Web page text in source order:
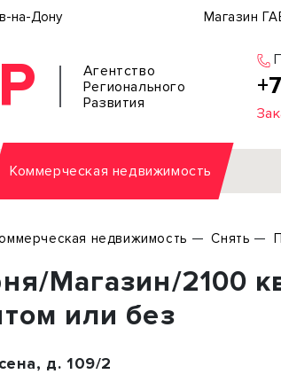
на-Дону Магазин
Агентство
Регионального
Развития
Коммерческая недвижимость
помещение
Земельный
Отдельное
недвижимость Снять
Магазин/2100
или без
д. 109/2